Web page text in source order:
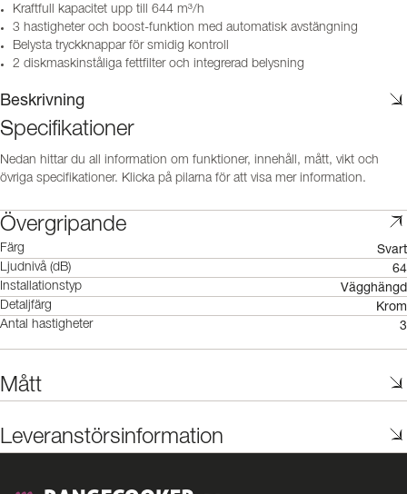
Kraftfull kapacitet upp till 644 m³/h
3 hastigheter och boost-funktion med automatisk avstängning
Belysta tryckknappar för smidig kontroll
2 diskmaskinståliga fettfilter och integrerad belysning
Beskrivning
Specifikationer
Nedan hittar du all information om funktioner, innehåll, mått, vikt och
övriga specifikationer. Klicka på pilarna för att visa mer information.
Övergripande
Färg Svart
Ljudnivå (dB) 64
Installationstyp Vägghängd
Detaljfärg Krom
Antal hastigheter 3
Mått
Leveranstörsinformation